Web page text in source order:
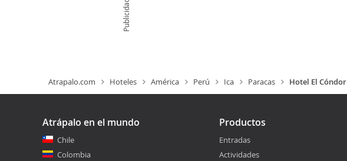
Publicidad
Atrapalo.com Hoteles América Perú Ica Paracas Hotel El Cóndor
Atrápalo en el mundo
Chile
Colombia
Productos
Entradas
Actividades